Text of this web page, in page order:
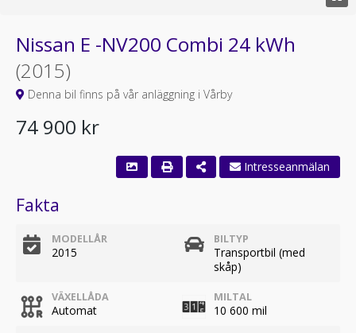
Nissan E -NV200 Combi 24 kWh
(2015)
Denna bil finns på vår anläggning i Vårby
74 900 kr
Fakta
MODELLÅR
2015
BILTYP
Transportbil (med
skåp)
VÄXELLÅDA
Automat
MILTAL
10 600 mil